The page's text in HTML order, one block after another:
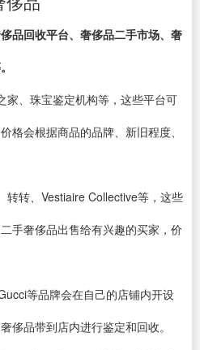
品回收平台、奢侈品二手市场、奢
家、珠宝鉴定机构等，这些平台可
格会根据商品的品牌、新旧程度、
转转、Vestiaire Collective等，这些
手奢侈品出售给有兴趣的买家，价
等品牌会在自己的店铺内开设
侈品带到店内进行鉴定和回收。